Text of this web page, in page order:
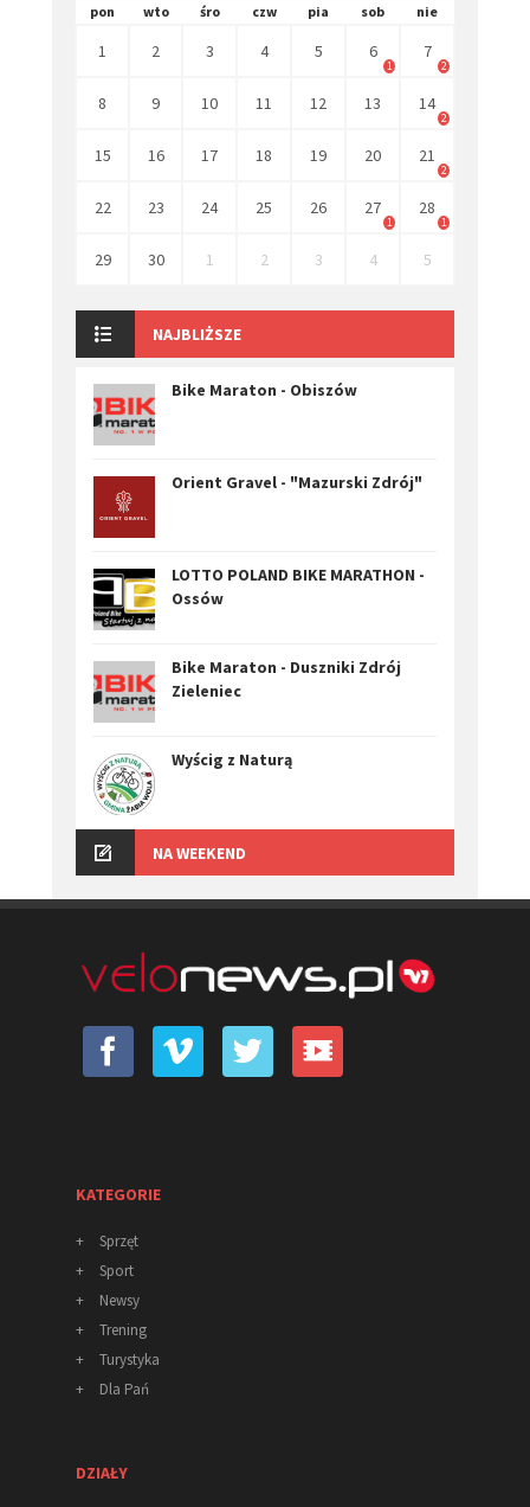
pon wto śro czw pia sob nie
1 2 3 4 5 6
1
7
2
8 9 10 11 12 13 14
2
15 16 17 18 19 20 21
2
22 23 24 25 26 27
1
28
1
29 30 1 2 3 4 5
NAJBLIŻSZE
Bike Maraton - Obiszów
Orient Gravel - "Mazurski Zdrój"
LOTTO POLAND BIKE MARATHON -
Ossów
Bike Maraton - Duszniki Zdrój
Zieleniec
Wyścig z Naturą
NA WEEKEND
KATEGORIE
+
Sprzęt
+
Sport
+
Newsy
+
Trening
+
Turystyka
+
Dla Pań
DZIAŁY